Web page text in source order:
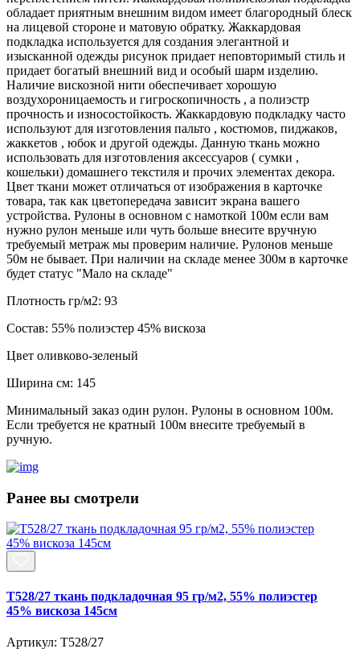
обладает приятным внешним видом имеет благородный блеск
на лицевой стороне и матовую обратку. Жаккардовая
подкладка используется для создания элегантной и
изысканной одежды рисунок придает неповторимый стиль и
придает богатый внешний вид и особый шарм изделию.
Наличие вискозной нити обеспечивает хорошую
воздухороницаемость и гигроскопичность , а полиэстр
прочность и износостойкость. Жаккардовую подкладку часто
используют для изготовления пальто , костюмов, пиджаков,
жаккетов , юбок и другой одежды. Данную ткань можно
использовать для изготовления аксессуаров ( сумки ,
кошельки) домашнего текстиля и прочих элементах декора.
Цвет ткани может отличаться от изображения в карточке
товара, так как цветопередача зависит экрана вашего
устройства. Рулоны в основном с намоткой 100м если вам
нужно рулон меньше или чуть больше внесите вручную
требуемый метраж мы проверим наличие. Рулонов меньше
50м не бывает. При наличии на складе менее 300м в карточке
будет статус "Мало на складе"
Плотность гр/м2: 93
Состав: 55% полиэстер 45% вискоза
Цвет оливково-зеленый
Ширина см: 145
Минимальный заказ один рулон. Рулоны в основном 100м.
Если требуется не кратный 100м внесите требуемый в
ручную.
Ранее вы смотрели
T528/27 ткань подкладочная 95 гр/м2, 55% полиэстер
45% вискоза 145см
Артикул: T528/27